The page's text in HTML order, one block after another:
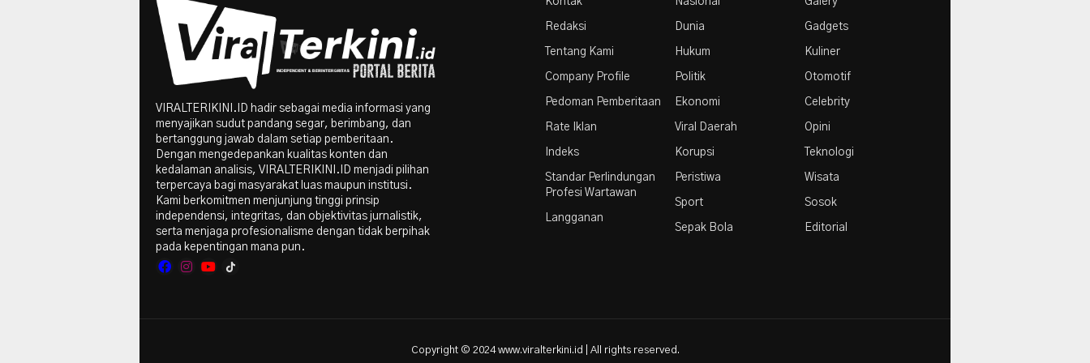
Redaksi
Tentang Kami
Company Profile
Pedoman Pemberitaan
Rate Iklan
Indeks
Standar Perlindungan
Profesi Wartawan
Langganan
Dunia
Hukum
Politik
Ekonomi
Viral Daerah
Korupsi
Peristiwa
Sport
Sepak Bola
Gadgets
Kuliner
Otomotif
Celebrity
Opini
Teknologi
Wisata
Sosok
Editorial
VIRALTERIKINI.ID hadir sebagai media informasi yang
menyajikan sudut pandang segar, berimbang, dan
bertanggung jawab dalam setiap pemberitaan.
Dengan mengedepankan kualitas konten dan
kedalaman analisis, VIRALTERIKINI.ID menjadi pilihan
terpercaya bagi masyarakat luas maupun institusi.
Kami berkomitmen menjunjung tinggi prinsip
independensi, integritas, dan objektivitas jurnalistik,
serta menjaga profesionalisme dengan tidak berpihak
pada kepentingan mana pun.
Copyright © 2024 www.viralterkini.id | All rights reserved.